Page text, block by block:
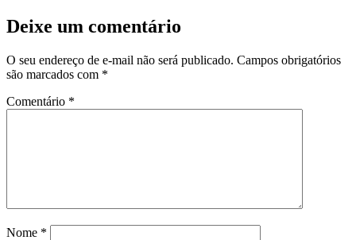
Deixe um comentário
O seu endereço de e-mail não será publicado. Campos obrigatórios
são marcados com *
Comentário *
Nome *